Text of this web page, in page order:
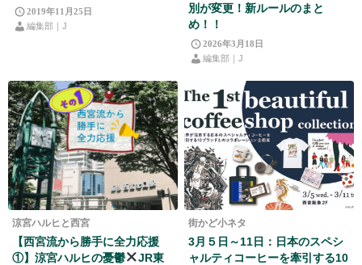
2019年11月25日
編集部｜J
別が変更！新ルールのまと
め！！
2026年3月18日
編集部｜J
涼宮ハルヒと西宮
【西宮流から勝手に全力応援
①】涼宮ハルヒの憂鬱
JR東
街かど小ネタ
3月５日～11日：日本のスペシ
ャルティコーヒーを牽引する10